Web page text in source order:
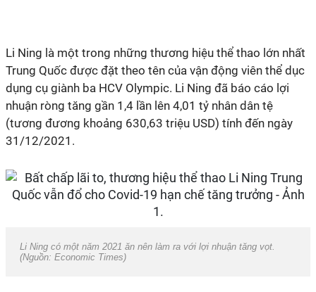
Li Ning là một trong những thương hiệu thể thao lớn nhất
Trung Quốc được đặt theo tên của vận động viên thể dục
dụng cụ giành ba HCV Olympic. Li Ning đã báo cáo lợi
nhuận ròng tăng gần 1,4 lần lên 4,01 tỷ nhân dân tệ
(tương đương khoảng 630,63 triệu USD) tính đến ngày
31/12/2021.
Li Ning có một năm 2021 ăn nên làm ra với lợi nhuận tăng vọt.
(Nguồn: Economic Times)